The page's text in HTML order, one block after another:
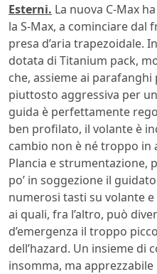
Esterni. La nuova C-Max
la S-Max, a cominciare dal
presa d’aria trapezoidale.
dotata di Titanium pack,
che, assieme ai
piuttosto aggressiva per
guida è perfettamente
ben profilato, il volante è
cambio non è né troppo in
Plancia e strumentazione,
po’ in soggezione il
numerosi tasti su volante
ai quali, fra l’altro, può
d’emergenza il troppo
dell’hazard. Un insieme di
insomma, ma apprezzabile